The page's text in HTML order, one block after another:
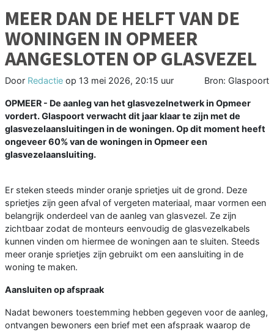
MEER DAN DE HELFT VAN DE
WONINGEN IN OPMEER
AANGESLOTEN OP GLASVEZEL
Door Redactie op 13 mei 2026, 20:15 uur Bron: Glaspoort
OPMEER - De aanleg van het glasvezelnetwerk in Opmeer
vordert. Glaspoort verwacht dit jaar klaar te zijn met de
glasvezelaansluitingen in de woningen. Op dit moment heeft
ongeveer 60% van de woningen in Opmeer een
glasvezelaansluiting.
Er steken steeds minder oranje sprietjes uit de grond. Deze
sprietjes zijn geen afval of vergeten materiaal, maar vormen een
belangrijk onderdeel van de aanleg van glasvezel. Ze zijn
zichtbaar zodat de monteurs eenvoudig de glasvezelkabels
kunnen vinden om hiermee de woningen aan te sluiten. Steeds
meer oranje sprietjes zijn gebruikt om een aansluiting in de
woning te maken.
Aansluiten op afspraak
Nadat bewoners toestemming hebben gegeven voor de aanleg,
ontvangen bewoners een brief met een afspraak waarop de